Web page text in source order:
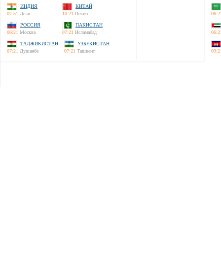
ИНДИЯ
07:51 Дели
КИТАЙ
10:21 Пекин
РОССИЯ
06:21 Москва
ПАКИСТАН
07:21 Исламабад
ТАДЖИКИСТАН
07:21 Душанбе
УЗБЕКИСТАН
07:21 Ташкент